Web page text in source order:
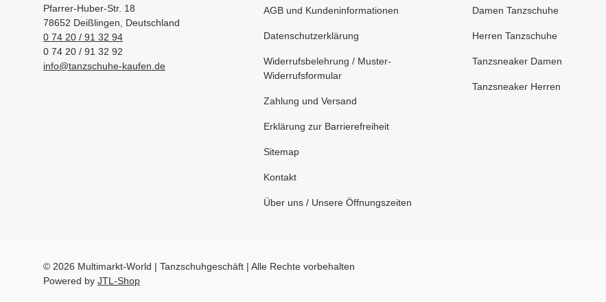
Pfarrer-Huber-Str. 18
78652 Deißlingen, Deutschland
0 74 20 / 91 32 94
0 74 20 / 91 32 92
info@tanzschuhe-kaufen.de
AGB und Kundeninformationen
Datenschutzerklärung
Widerrufsbelehrung / Muster-
Widerrufsformular
Zahlung und Versand
Erklärung zur Barrierefreiheit
Sitemap
Kontakt
Über uns / Unsere Öffnungszeiten
Damen Tanzschuhe
Herren Tanzschuhe
Tanzsneaker Damen
Tanzsneaker Herren
© 2026 Multimarkt-World | Tanzschuhgeschäft | Alle Rechte vorbehalten
Powered by JTL-Shop